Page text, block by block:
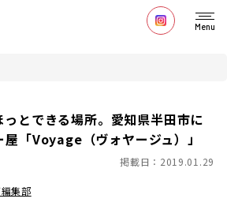
Menu
っとできる場所。愛知県半田市に
「Voyage（ヴォヤージュ）」
掲載日：2019.01.29
集部